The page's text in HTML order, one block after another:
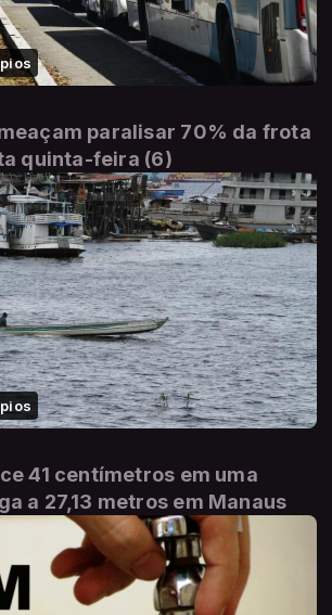
paralisar 70% da frota
quinta-feira (6)
41 centímetros em uma
a 27,13 metros em Manaus